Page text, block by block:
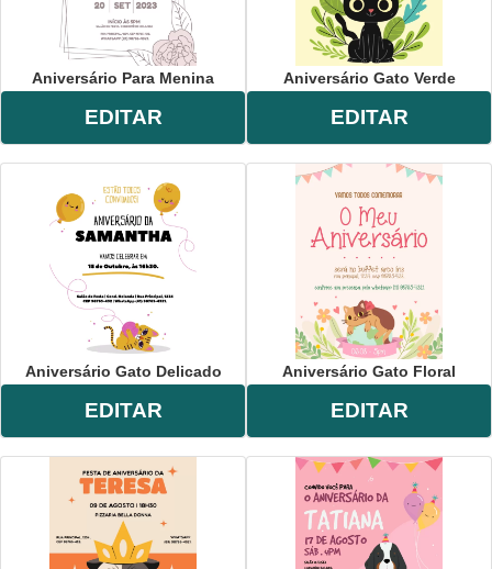
Aniversário Para Menina
EDITAR
Aniversário Gato Verde
EDITAR
Aniversário Gato Delicado
EDITAR
Aniversário Gato Floral
EDITAR